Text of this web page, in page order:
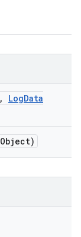
, LogData
Object)